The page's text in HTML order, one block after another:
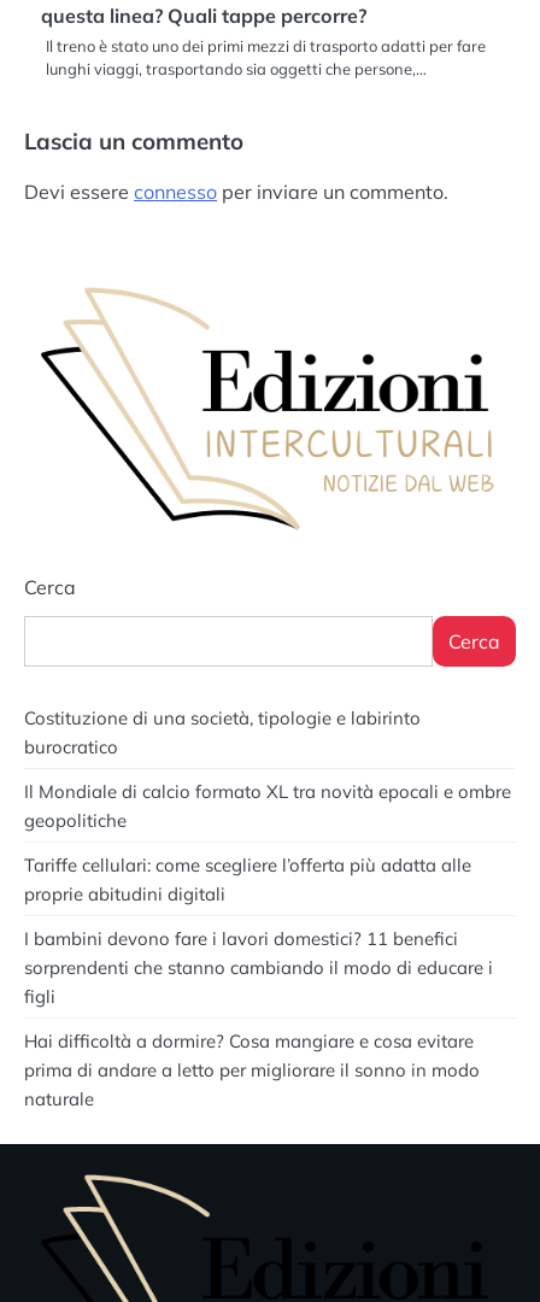
questa linea? Quali tappe percorre?
Il treno è stato uno dei primi mezzi di trasporto adatti per fare
lunghi viaggi, trasportando sia oggetti che persone,…
Lascia un commento
Devi essere connesso per inviare un commento.
Cerca
Cerca
Costituzione di una società, tipologie e labirinto
burocratico
Il Mondiale di calcio formato XL tra novità epocali e ombre
geopolitiche
Tariffe cellulari: come scegliere l’offerta più adatta alle
proprie abitudini digitali
I bambini devono fare i lavori domestici? 11 benefici
sorprendenti che stanno cambiando il modo di educare i
figli
Hai difficoltà a dormire? Cosa mangiare e cosa evitare
prima di andare a letto per migliorare il sonno in modo
naturale